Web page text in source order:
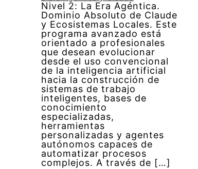
Nivel 2: La Era Agéntica.
Dominio Absoluto de Claude
y Ecosistemas Locales. Este
programa avanzado está
orientado a profesionales
que desean evolucionar
desde el uso convencional
de la inteligencia artificial
hacia la construcción de
sistemas de trabajo
inteligentes, bases de
conocimiento
especializadas,
herramientas
personalizadas y agentes
autónomos capaces de
automatizar procesos
complejos. A través de […]